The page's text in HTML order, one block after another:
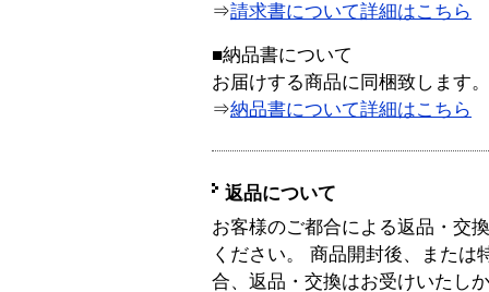
⇒請求書について詳細はこちら
■納品書について
お届けする商品に同梱致します。
⇒納品書について詳細はこちら
返品について
お客様のご都合による返品・交
ください。 商品開封後、または
合、返品・交換はお受けいたし